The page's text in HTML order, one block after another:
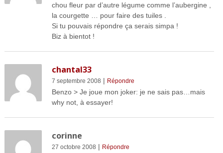
chou fleur par d’autre légume comme l’aubergine ,
la courgette … pour faire des tuiles .
Si tu pouvais répondre ça serais simpa !
Biz à bientot !
chantal33
7 septembre 2008 | Répondre
Benzo > Je joue mon joker: je ne sais pas…mais
why not, à essayer!
corinne
27 octobre 2008 | Répondre